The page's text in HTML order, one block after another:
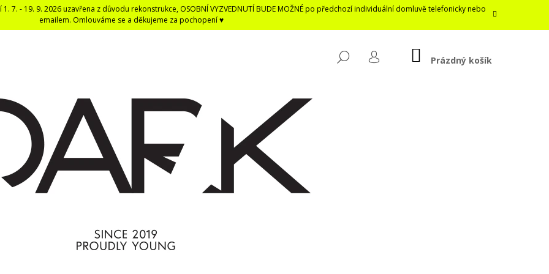
7. - 19. 9. 2026 uzavřena z důvodu rekonstrukce, OSOBNÍ VYZVEDNUTÍ BUDE MOŽNÉ po předchozí individuální domluvě telefonicky nebo
emailem. Omlouváme se a děkujeme za pochopení ♥
HLEDAT
PŘIHLÁŠENÍ
NÁKUPNÍ
KOŠÍK
Prázdný košík
HLEDAT
DOPORUČUJEME